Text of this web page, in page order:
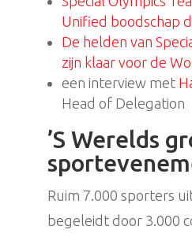
Unified boodschap
De helden van
zijn klaar voor de
een interview met
Head of Delegation
’S Werelds
Ruim 7.000 sporters
begeleidt door 3.000